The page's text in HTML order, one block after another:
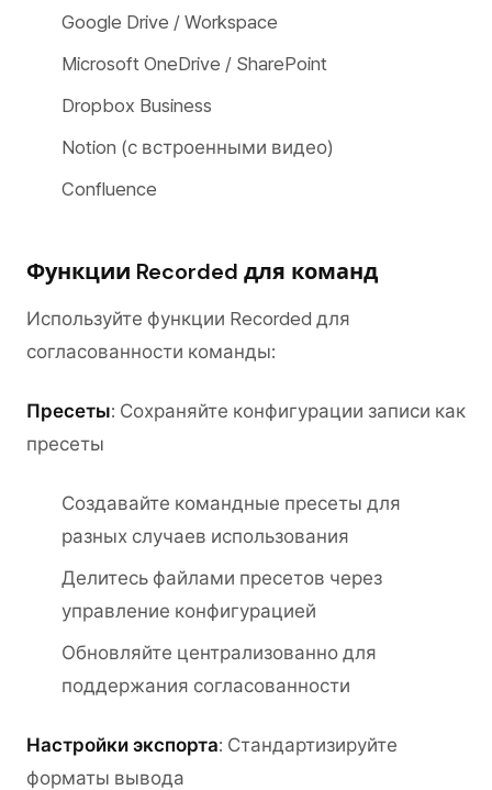
Google Drive / Workspace
Microsoft OneDrive / SharePoint
Dropbox Business
Notion (с встроенными видео)
Confluence
Функции Recorded для команд
Используйте функции Recorded для
согласованности команды:
Пресеты: Сохраняйте конфигурации записи как
пресеты
Создавайте командные пресеты для
разных случаев использования
Делитесь файлами пресетов через
управление конфигурацией
Обновляйте централизованно для
поддержания согласованности
Настройки экспорта: Стандартизируйте
форматы вывода